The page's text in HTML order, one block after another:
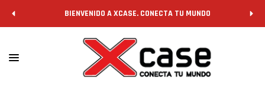
BIENVENIDO A XCASE. CONECTA TU MUNDO